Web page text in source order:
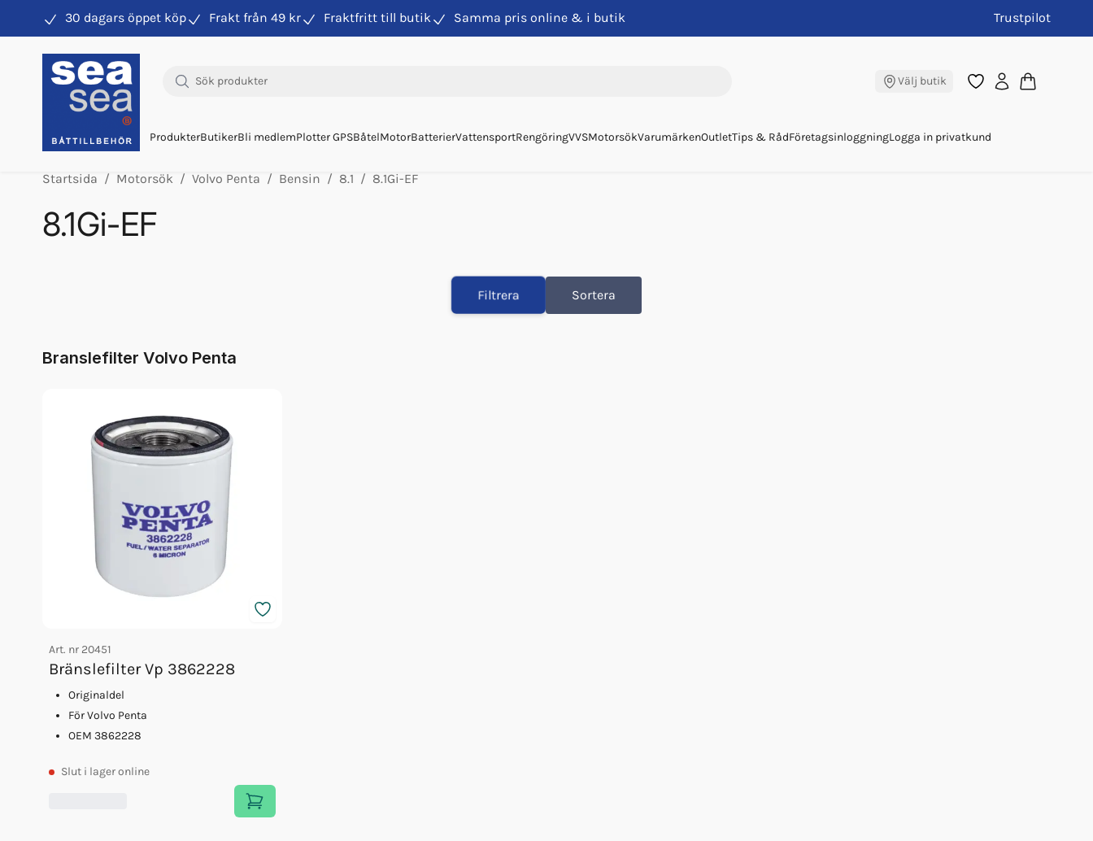
30 dagars öppet köp Frakt från 49 kr Fraktfritt till butik Samma pris online & i butik Trustpilot
Välj butik
ProdukterButikerBli medlemPlotter GPSBåtelMotorBatterierVattensportRengöringVVSMotorsökVarumärkenOutletTips & RådFöretagsinloggningLogga in privatkund
Hitta rätt produkter till din båtmotor
Startsida Motorsök Volvo Penta Bensin 8.1 8.1Gi-EF
8.1Gi-EF
Olja Volvo 5w/40 5l 23211288
Oljefilter Vp 835440
Fett 25gr Vp 828250
Glykol Volvo 5l Orange 40/60
Filtrera Sortera
Branslefilter Volvo Penta
Art. nr 20451
Bränslefilter Vp 3862228
Originaldel
För Volvo Penta
OEM 3862228
Slut i lager online